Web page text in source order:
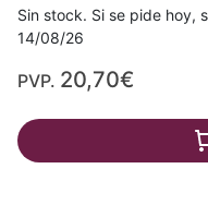
Sin stock. Si se pide hoy,
14/08/26
PVP. 20,70€